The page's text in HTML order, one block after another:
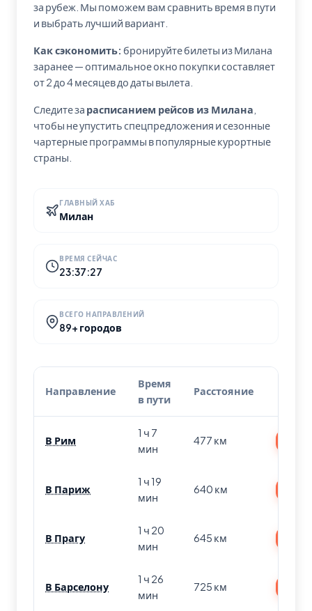
за рубеж. Мы поможем вам сравнить время в пути
и выбрать лучший вариант.
Как сэкономить: бронируйте билеты из Милана
заранее — оптимальное окно покупки составляет
от 2 до 4 месяцев до даты вылета.
Следите за расписанием рейсов из Милана
чтобы не упустить спецпредложения и сезонные
чартерные программы в популярные курортные
страны.
ГЛАВНЫЙ ХАБ
Милан
ВРЕМЯ СЕЙЧАС
23:37:28
ВСЕГО НАПРАВЛЕНИЙ
89+ городов
Направление
Время
в пути
Расстояние
В Рим
1 ч 7
мин
477 км
В Париж
1 ч 19
мин
640 км
В Прагу
1 ч 20
мин
645 км
В Барселону
1 ч 26
мин
725 км